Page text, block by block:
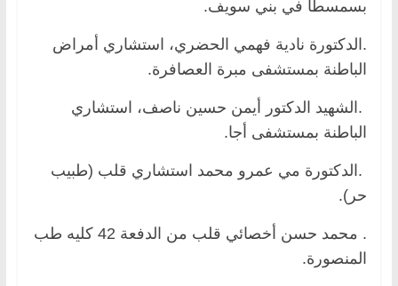
بسمسطا في بني سويف.
.الدكتورة نادية فهمي الحضري، استشاري أمراض
الباطنة بمستشفى مبرة العصافرة.
.الشهيد الدكتور أيمن حسين ناصف، استشاري
الباطنة بمستشفى أجا.
.الدكتورة مي عمرو محمد استشاري قلب (طبيب
حر).
. محمد حسن أخصائي قلب من الدفعة 42 كليه طب
المنصورة.